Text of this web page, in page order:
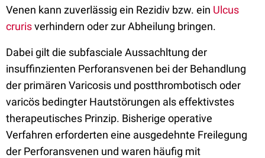
Venen kann zuverlässig ein Rezidiv bzw. ein Ulcus
crurisverhindern oder zur Abheilung bringen.
Dabei gilt die subfasciale Aussachltung der
insuffinzienten Perforansvenen bei der Behandlung
der primären Varicosis und postthrombotisch oder
varicös bedingter Hautstörungen als effektivstes
therapeutisches Prinzip. Bisherige operative
Verfahren erforderten eine ausgedehnte Freilegung
der Perforansvenen und waren häufig mit